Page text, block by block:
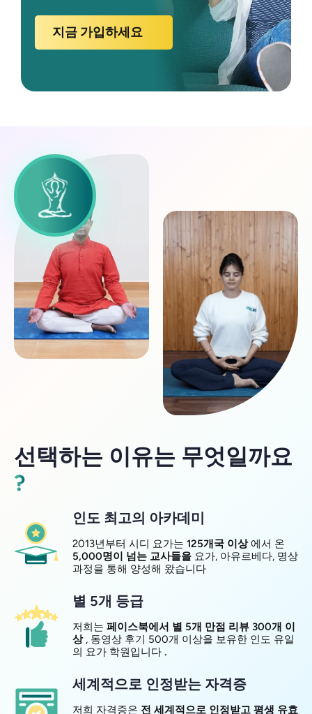
지금 가입하세요
선택하는 이유는 무엇일까요
?
인도 최고의 아카데미
2013년부터 시디 요가는 125개국 이상에서 온
5,000명이 넘는 교사들을 요가, 아유르베다, 명상
과정을 통해 양성해 왔습니다
별 5개 등급
저희는 페이스북에서 별 5개 만점 리뷰 300개 이
상, 동영상 후기 500개 이상을 보유한 인도 유일
의 요가 학원입니다 .
세계적으로 인정받는 자격증
저희 자격증은 전 세계적으로 인정받고 평생 유효